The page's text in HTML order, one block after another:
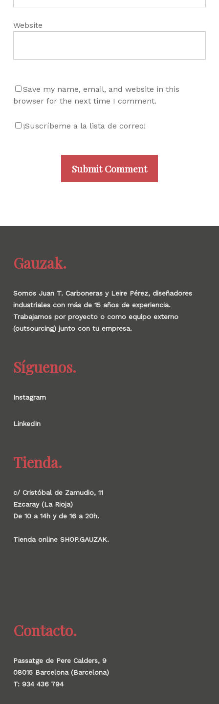
Website
Save my name, email, and website in this
browser for the next time I comment.
¡Suscríbeme a la lista de correo!
Gauzak.
Somos Juan T. Carboneras y Leire Pérez, diseñadores
industriales con más de 15 años de experiencia.
Trabajamos por proyecto o como equipo externo
(outsourcing) junto con tu empresa.
Síguenos.
Instagram
LinkedIn
Tienda.
c/ Cristóbal de Zamudio, 11
Ezcaray (La Rioja)
De 10 a 14h y de 16 a 20h.
Tienda online SHOP.GAUZAK.
Contacto.
Passatge de Pere Calders, 9
08015 Barcelona (Barcelona)
T: 934 436 794